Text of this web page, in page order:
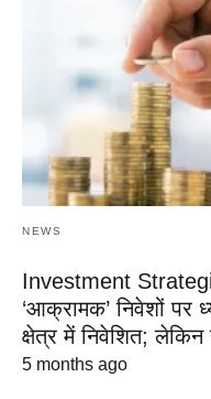
NEWS
Investment
‘आक्रामक’ निवेशों पर
क्षेत्र में निवेशित;
5 months ago